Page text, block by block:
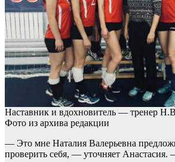
Наставник и вдохновитель — тренер
Фото из архива редакции
— Это мне Наталия Валерьевна
проверить себя, — уточняет